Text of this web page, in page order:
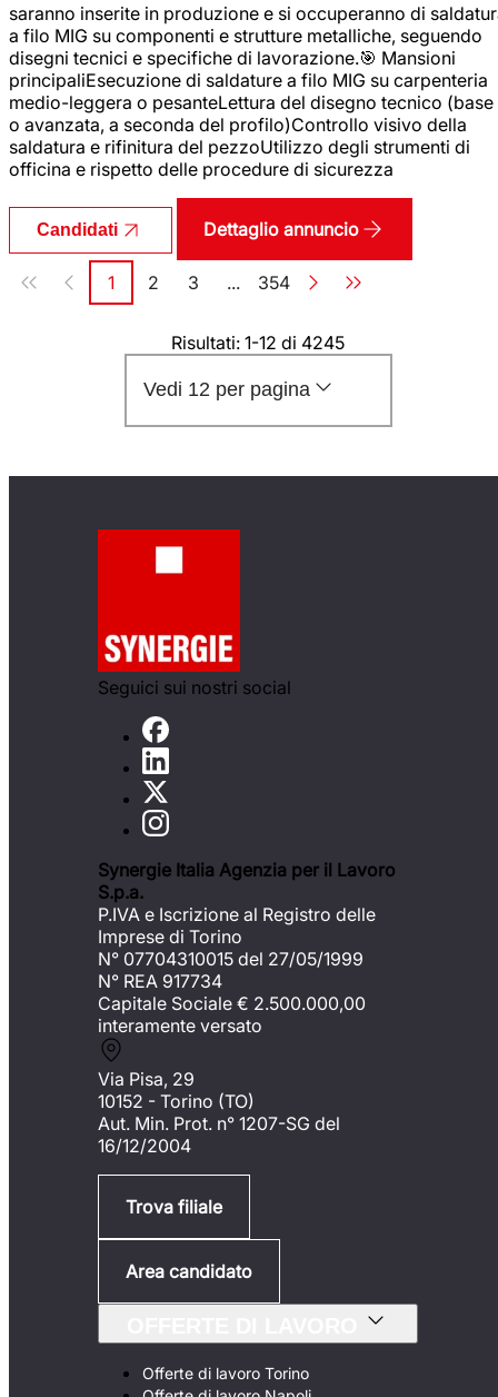
saranno inserite in produzione e si occuperanno di
a filo MIG su componenti e strutture metalliche, seguendo
disegni tecnici e specifiche di lavorazione.🎯 Mansioni
principaliEsecuzione di saldature a filo MIG su carpenteria
medio-leggera o pesanteLettura del disegno tecnico (base
o avanzata, a seconda del profilo)Controllo visivo della
saldatura e rifinitura del pezzoUtilizzo degli strumenti di
officina e rispetto delle procedure di sicurezza
Candidati Dettaglio annuncio
Paginazione
Pagina
1 Pagina
2 Pagina
3 ... Pagina
354
Risultati: 1-12 di 4245
Vedi 12 per pagina
Seguici sui nostri social
Synergie Italia Agenzia per il Lavoro
S.p.a.
P.IVA e Iscrizione al Registro delle
Imprese di Torino
N° 07704310015 del 27/05/1999
N° REA 917734
Capitale Sociale € 2.500.000,00
interamente versato
Via Pisa, 29
10152 - Torino (TO)
Aut. Min. Prot. n° 1207-SG del
16/12/2004
Trova filiale
Area candidato
Offerte di lavoro Torino